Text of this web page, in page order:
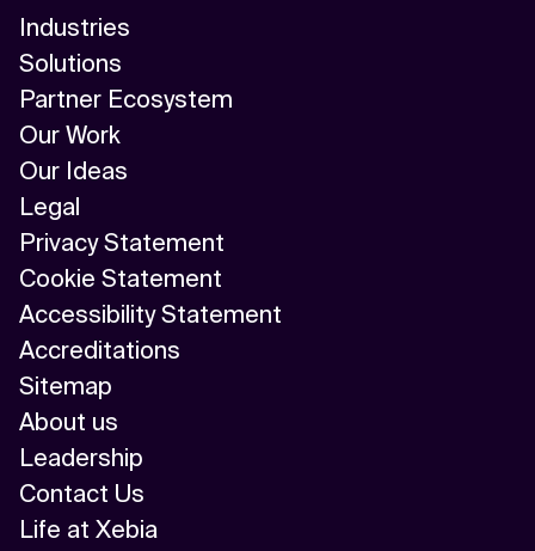
Industries
Solutions
Partner Ecosystem
Our Work
Our Ideas
Legal
Privacy Statement
Cookie Statement
Accessibility Statement
Accreditations
Sitemap
About us
Leadership
Contact Us
Life at Xebia